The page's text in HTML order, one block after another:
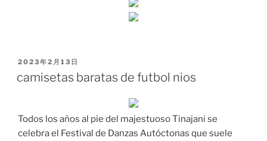
PUBLICADO
2023年2月13日
camisetas baratas de futbol nios
Todos los años al pie del majestuoso Tinajani se
celebra el Festival de Danzas Autóctonas que suele